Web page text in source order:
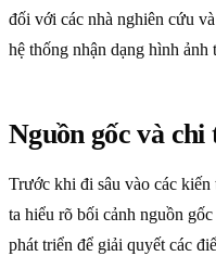
đối với các nhà nghiên cứu
hệ thống nhận dạng hình ảnh
Nguồn gốc và
Trước khi đi sâu vào các
ta hiểu rõ bối cảnh nguồn
phát triển để giải quyết các